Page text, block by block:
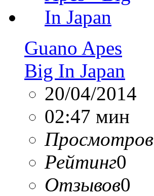
Guano Apes
Big In Japan
20/04/2014
02:47 мин
Просмотров
Рейтинг0
Отзывов0